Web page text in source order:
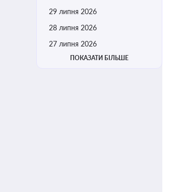
29 липня 2026
28 липня 2026
27 липня 2026
ПОКАЗАТИ БІЛЬШЕ